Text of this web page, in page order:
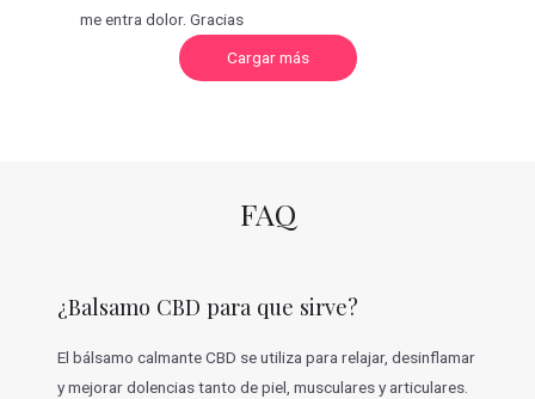
me entra dolor. Gracias
Cargar másC
r
i
o
e
s
FAQ
¿Balsamo CBD para que sirve?
El bálsamo calmante CBD se utiliza para relajar, desinflamar
y mejorar dolencias tanto de piel, musculares y articulares.